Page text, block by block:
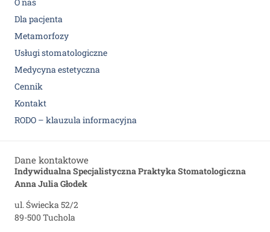
Dla pacjenta
Metamorfozy
Usługi stomatologiczne
Medycyna estetyczna
Cennik
Kontakt
RODO – klauzula informacyjna
Dane kontaktowe
Indywidualna Specjalistyczna Praktyka Stomatologiczna
Anna Julia Głodek
ul. Świecka 52/2
89-500 Tuchola